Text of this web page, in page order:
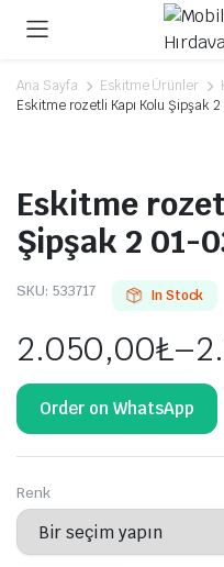
Ana Sayfa Eskitme Ürünler
Eskitme rozetli Kapı Kolu Şipşak
Eskitme
Şipşak 2 01-
SKU: 533717 In Stock
2.050,00₺–
Order on WhatsApp
Renk